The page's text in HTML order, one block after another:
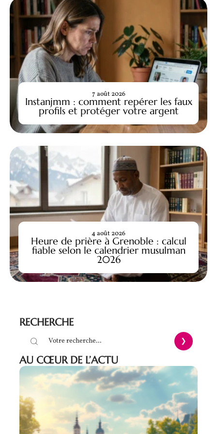
Instanjmm : comment repérer les faux
profils et protéger votre argent
7 août 2026
Heure de prière à Grenoble : calcul
fiable selon le calendrier musulman
2026
4 août 2026
RECHERCHE
AU CŒUR DE L’ACTU